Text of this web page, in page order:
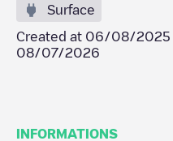
Surface
Created at 06/08/2025
08/07/2026
INFORMATIONS